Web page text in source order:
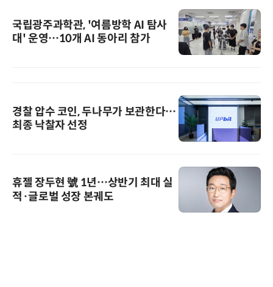
국립광주과학관, '여름방학 AI 탐사
대' 운영…10개 AI 동아리 참가
경찰 압수 코인, 두나무가 보관한다…
최종 낙찰자 선정
휴젤 장두현 號 1년…상반기 최대 실
적·글로벌 성장 본궤도